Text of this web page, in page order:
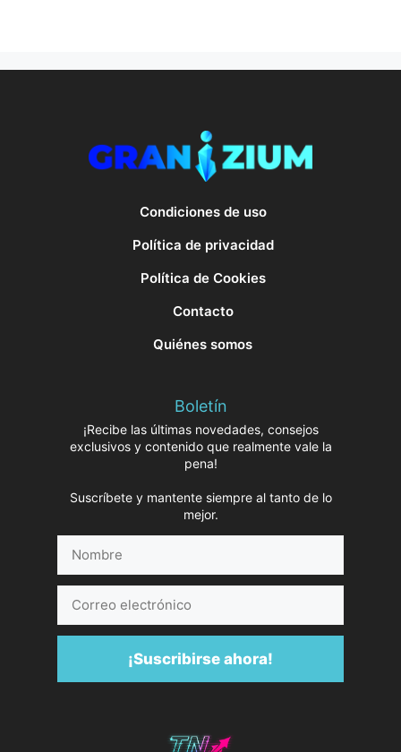
Condiciones de uso
Política de privacidad
Política de Cookies
Contacto
Quiénes somos
Boletín
¡Recibe las últimas novedades, consejos
exclusivos y contenido que realmente vale la
pena!
Suscríbete y mantente siempre al tanto de lo
mejor.
electrónico
¡Suscribirse ahora!